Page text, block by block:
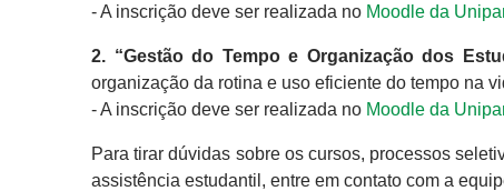
- A inscrição deve ser realizada no Moodle da
2. “Gestão do Tempo e Organização dos
organização da rotina e uso eficiente do tempo na
- A inscrição deve ser realizada no Moodle da
Para tirar dúvidas sobre os cursos, processos
assistência estudantil, entre em contato com a